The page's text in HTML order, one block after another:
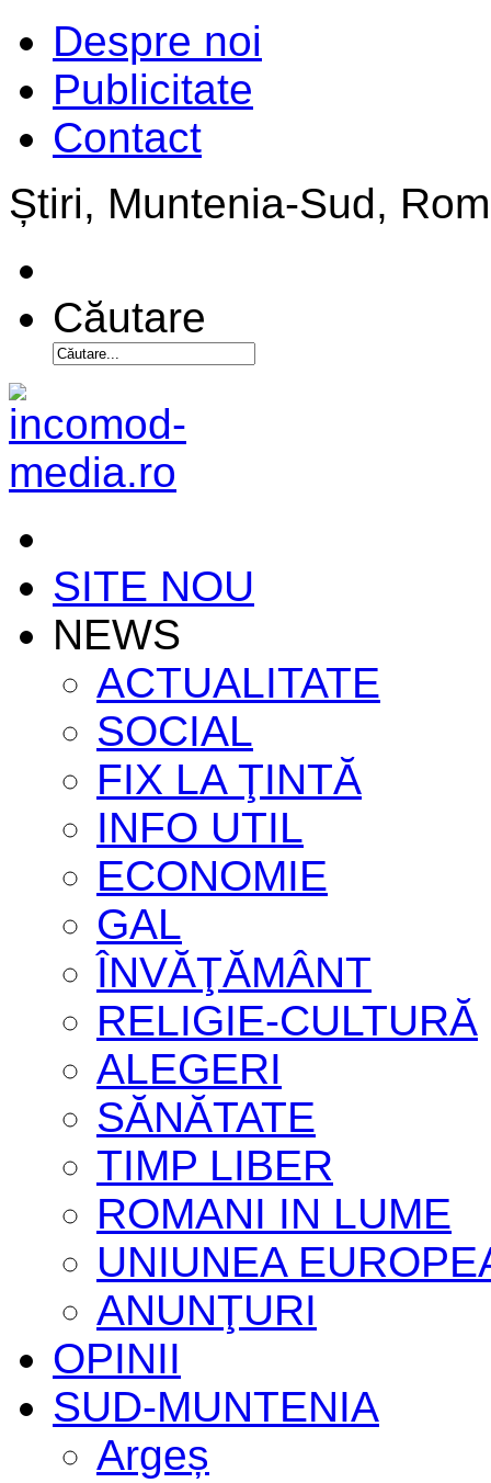
Despre noi
Publicitate
Contact
Știri, Muntenia-Sud,
Căutare
SITE NOU
NEWS
ACTUALITATE
SOCIAL
FIX LA ŢINTĂ
INFO UTIL
ECONOMIE
GAL
ÎNVĂŢĂMÂNT
RELIGIE-CULTURĂ
ALEGERI
SĂNĂTATE
TIMP LIBER
ROMANI IN LUME
UNIUNEA
ANUNŢURI
OPINII
SUD-MUNTENIA
Argeș